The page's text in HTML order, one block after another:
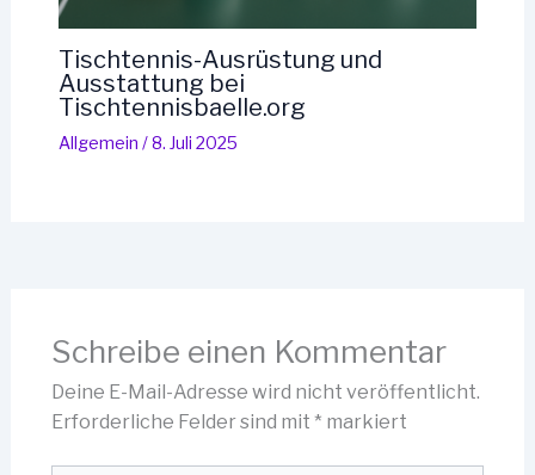
Tischtennis-Ausrüstung und
Ausstattung bei
Tischtennisbaelle.org
Allgemein /8. Juli 2025
Schreibe einen Kommentar
Deine E-Mail-Adresse wird nicht veröffentlicht.
Erforderliche Felder sind mit * markiert